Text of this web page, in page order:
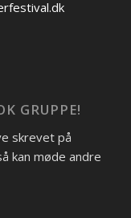
GRUPPE!
skrevet på
kan møde andre